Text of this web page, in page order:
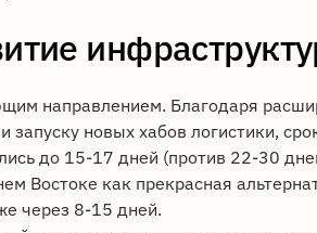
направлением. Благодаря
новых хабов логистики,
до 15-17 дней (против 22-30
Востоке как прекрасная
через 8-15 дней.